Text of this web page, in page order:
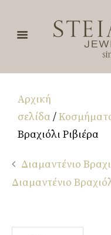
Αρχική
σελίδα /
Βραχιόλι Ριβιέρα
Διαμαντένιο
Διαμαντένιο